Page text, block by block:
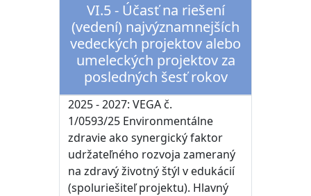
VI.5 - Účasť na riešení
(vedení) najvýznamnejších
vedeckých projektov alebo
umeleckých projektov za
posledných šesť rokov
2025 - 2027: VEGA č.
1/0593/25 Environmentálne
zdravie ako synergický faktor
udržateľného rozvoja zameraný
na zdravý životný štýl v edukácií
(spoluriešiteľ projektu). Hlavný